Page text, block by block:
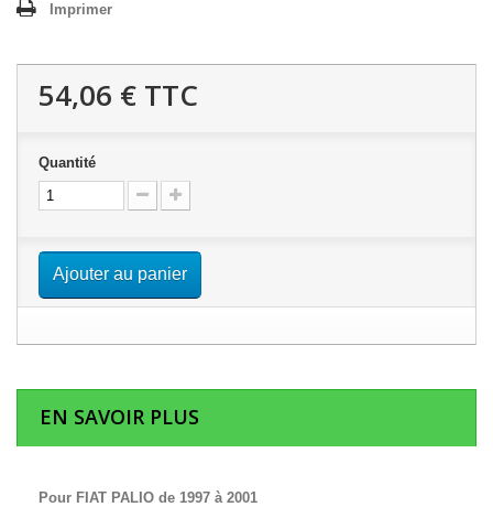
Imprimer
54,06 € TTC
Quantité
Ajouter au panier
EN SAVOIR PLUS
Pour FIAT PALIO de 1997 à 2001